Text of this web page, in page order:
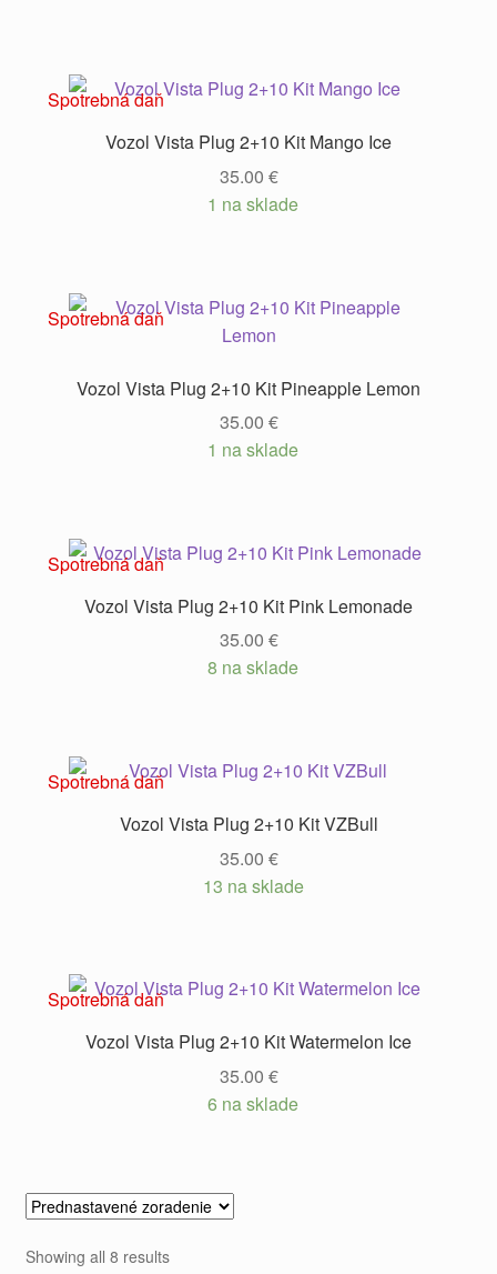
Spotrebná daň
Vozol Vista Plug 2+10 Kit Mango Ice
35.00 €
1 na sklade
Spotrebná daň
Vozol Vista Plug 2+10 Kit Pineapple Lemon
35.00 €
1 na sklade
Spotrebná daň
Vozol Vista Plug 2+10 Kit Pink Lemonade
35.00 €
8 na sklade
Spotrebná daň
Vozol Vista Plug 2+10 Kit VZBull
35.00 €
13 na sklade
Spotrebná daň
Vozol Vista Plug 2+10 Kit Watermelon Ice
35.00 €
6 na sklade
Showing all 8 results